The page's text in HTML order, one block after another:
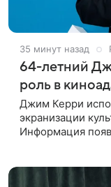
35 минут назад
64-летний
роль в
Джим Керри
экранизации
Информация